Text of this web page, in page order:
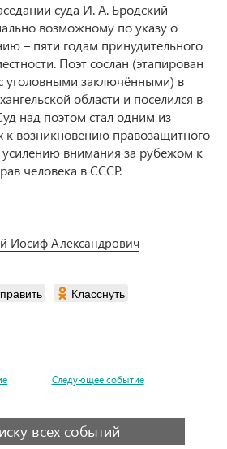
суда И. А. Бродский
возможному по указу о
– пяти годам принудительного
Поэт сослан (этапирован
уголовными заключёнными) в
области и поселился в
над поэтом стал одним из
к возникновению правозащитного
внимания за рубежом к
человека в СССР.
Иосиф Александрович
Класснуть
Следующее событие
всех событий